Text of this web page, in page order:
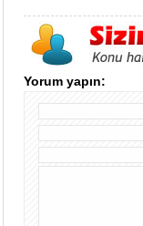
Yorum yapın: